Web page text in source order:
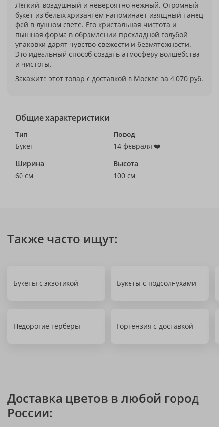
Легкий, воздушный и невероятно нежный. Огромный
букет из белых хризантем напоминает изящный танец
фей в лунном свете. Его кристальная чистота и
пышная форма в обрамлении прохладной голубой
упаковки дарят чувство свежести и безмятежности.
Это идеальный способ создать атмосферу волшебства
и чистоты.
Закажите этот товар с доставкой в Москве за 4 070 руб.
Общие характеристики
Тип
Букет
Повод
14 февраля ❤️
Ширина
60 см
Высота
100 см
Также часто ищут:
Букеты с экзотикой Букеты с подсолнухами
Недорогие герберы Гортензия с доставкой
Доставка цветов в любой город
России: